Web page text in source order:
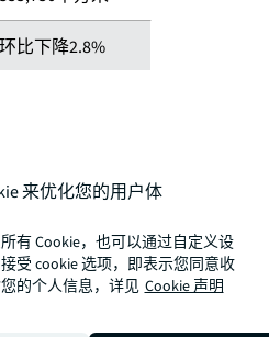
环比下降2.8%
度北京物流地产市场成
超过5,000平方米以
低于市场平均租金的价
仓租户搬迁至高标仓。
对租金折扣高度敏感，
临挑战，一些大面积租
的津冀区域。由此引发
来优化您的用户体
有 Cookie，也可以通过自定义设
受 cookie 选项，即表示您同意收
的个人信息，详见 Cookie 声明